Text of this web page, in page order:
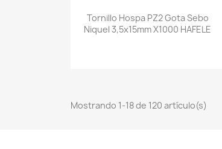
Vista rápida
Tornillo Hospa PZ2 Gota Sebo
Niquel 3,5x15mm X1000 HAFELE
Mostrando 1-18 de 120 artículo(s)